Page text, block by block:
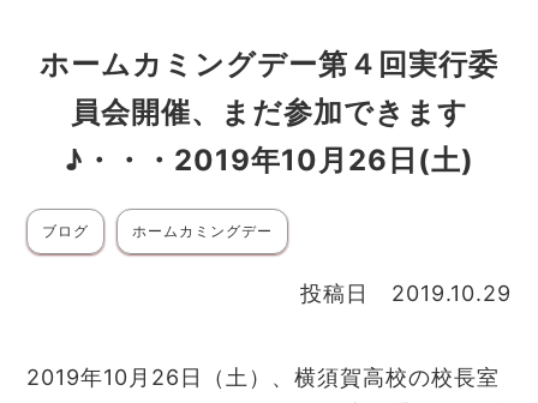
ホームカミングデー第４回実行委
員会開催、まだ参加できます
♪・・・2019年10月26日(土)
ブログ ホームカミングデー
投稿日 2019.10.29
2019年10月26日（土）、横須賀高校の校長室